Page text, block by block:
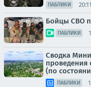
ПАБЛИКИ 20:11
Бойцы СВО
ПАБЛИКИ
Сводка
проведения
(по
ПАБЛИКИ